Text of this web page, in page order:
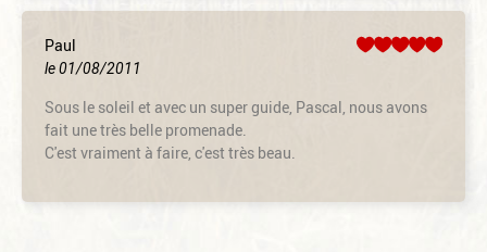
Paul
le 01/08/2011
Sous le soleil et avec un super guide, Pascal, nous avons
fait une très belle promenade.
C'est vraiment à faire, c'est très beau.